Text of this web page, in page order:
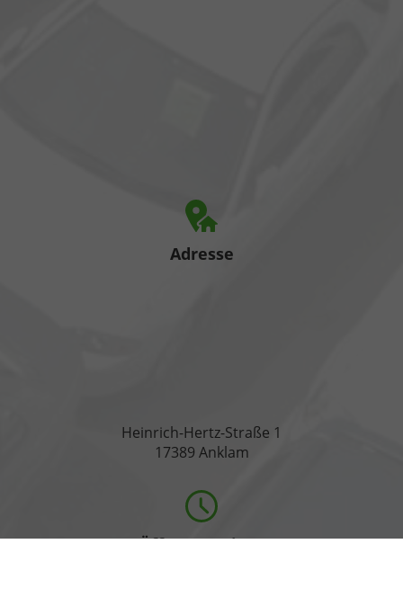
Adresse
Heinrich-Hertz-Straße 1
17389 Anklam
Öffnungszeiten